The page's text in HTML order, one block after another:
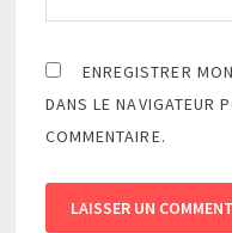
ENREGISTRER
DANS LE NAVIGATEUR
COMMENTAIRE.